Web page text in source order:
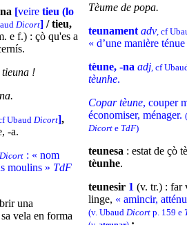
[veire tieu (lo
Dicort] / tieu,
e f.) : çò qu'es a
!
UbaudDicort],
-a.
Dicort : « nom
moulins » TdF
una
vela en forma
Tèume de popa.
teunament adv, cf
« d’une manière
tèune, -na adj, cf
tèunhe.
Copar tèune, couper
économiser, ménager.
Dicort e TdF)
teunesa : estat de çò
tèunhe.
teunesir 1 (v. tr.) : far
linge, « amincir,
(v. Ubaud Dicort p. 159 e